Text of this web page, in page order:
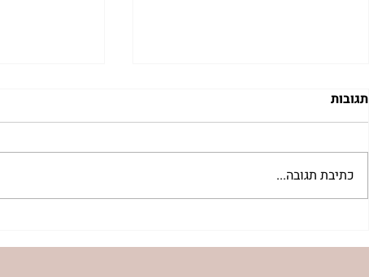
וינשטיין
אפרת בזק
תגובות
כתיבת תגובה...